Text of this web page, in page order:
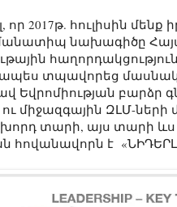
որ 2017թ. հուլիսին
նախագիծը
տպավորեց
Եվրոմիության բարձր
միջազգային ԶԼՄ-ների
տարի, այս տարի
հովանավորն է